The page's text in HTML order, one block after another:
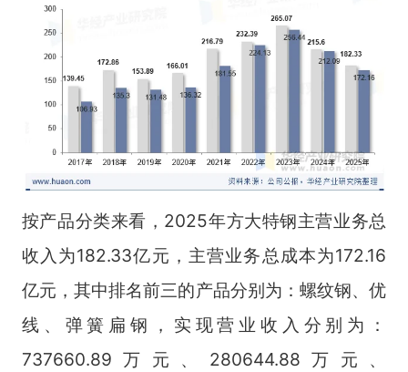
按产品分类来看，2025年方大特钢主营业务总
收入为182.33亿元，主营业务总成本为172.16
亿元，其中排名前三的产品分别为：螺纹钢、优
线、弹簧扁钢，实现营业收入分别为：
737660.89万元、280644.88万元、